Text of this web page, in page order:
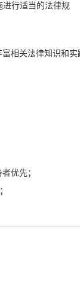
行适当的法律规
相关法律知识和实
优先；